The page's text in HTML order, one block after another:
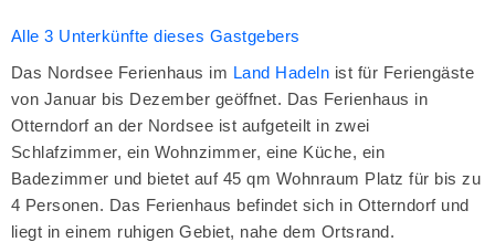
Alle 3 Unterkünfte dieses Gastgebers
Das Nordsee Ferienhaus im Land Hadeln ist für Feriengäste
von Januar bis Dezember geöffnet. Das Ferienhaus in
Otterndorf an der Nordsee ist aufgeteilt in zwei
Schlafzimmer, ein Wohnzimmer, eine Küche, ein
Badezimmer und bietet auf 45 qm Wohnraum Platz für bis zu
4 Personen. Das Ferienhaus befindet sich in Otterndorf und
liegt in einem ruhigen Gebiet, nahe dem Ortsrand.